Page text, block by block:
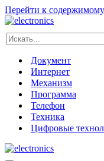
Перейти к содержимому
Искать...
Документ
Интернет
Механизм
Программа
Телефон
Техника
Цифровые